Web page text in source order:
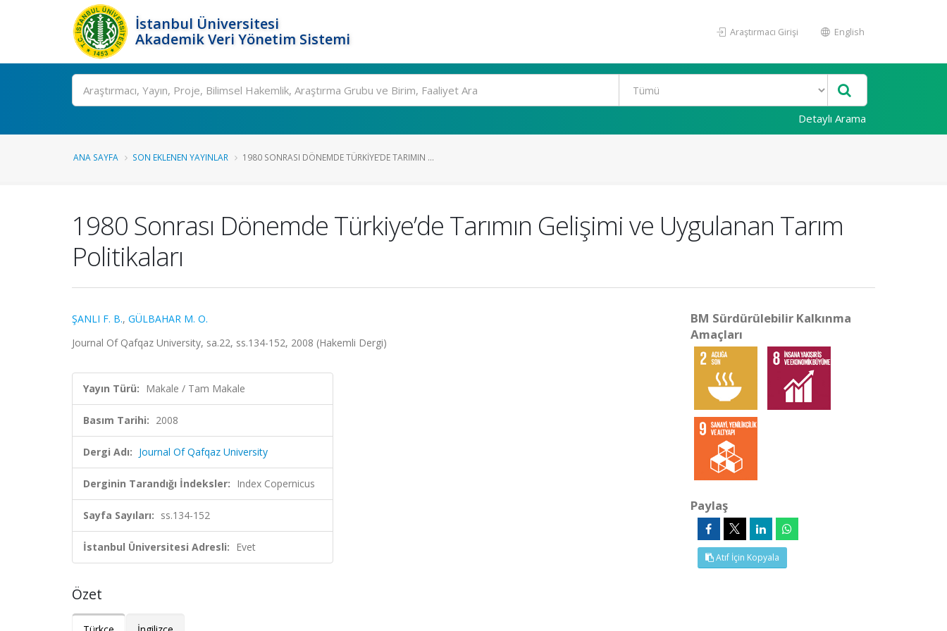
İstanbul Üniversitesi
Akademik Veri Yönetim Sistemi
Araştırmacı Girişi English
Ara
Detaylı Arama
ANA SAYFA SON EKLENEN YAYINLAR 1980 SONRASI DÖNEMDE TÜRKIYE’DE TARIMIN ...
1980 Sonrası Dönemde Türkiye’de Tarımın Gelişimi ve Uygulanan Tarım
Politikaları
ŞANLI F. B., GÜLBAHAR M. O.
Journal Of Qafqaz University, sa.22, ss.134-152, 2008 (Hakemli Dergi)
Yayın Türü: Makale / Tam Makale
Basım Tarihi: 2008
Dergi Adı: Journal Of Qafqaz University
Derginin Tarandığı İndeksler: Index Copernicus
Sayfa Sayıları: ss.134-152
İstanbul Üniversitesi Adresli: Evet
Özet
BM Sürdürülebilir Kalkınma
Amaçları
Paylaş
Atıf İçin Kopyala